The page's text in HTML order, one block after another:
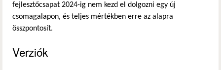
fejlesztőcsapat 2024-ig nem kezd el dolgozni egy új
csomagalapon, és teljes mértékben erre az alapra
összpontosít.
Verziók